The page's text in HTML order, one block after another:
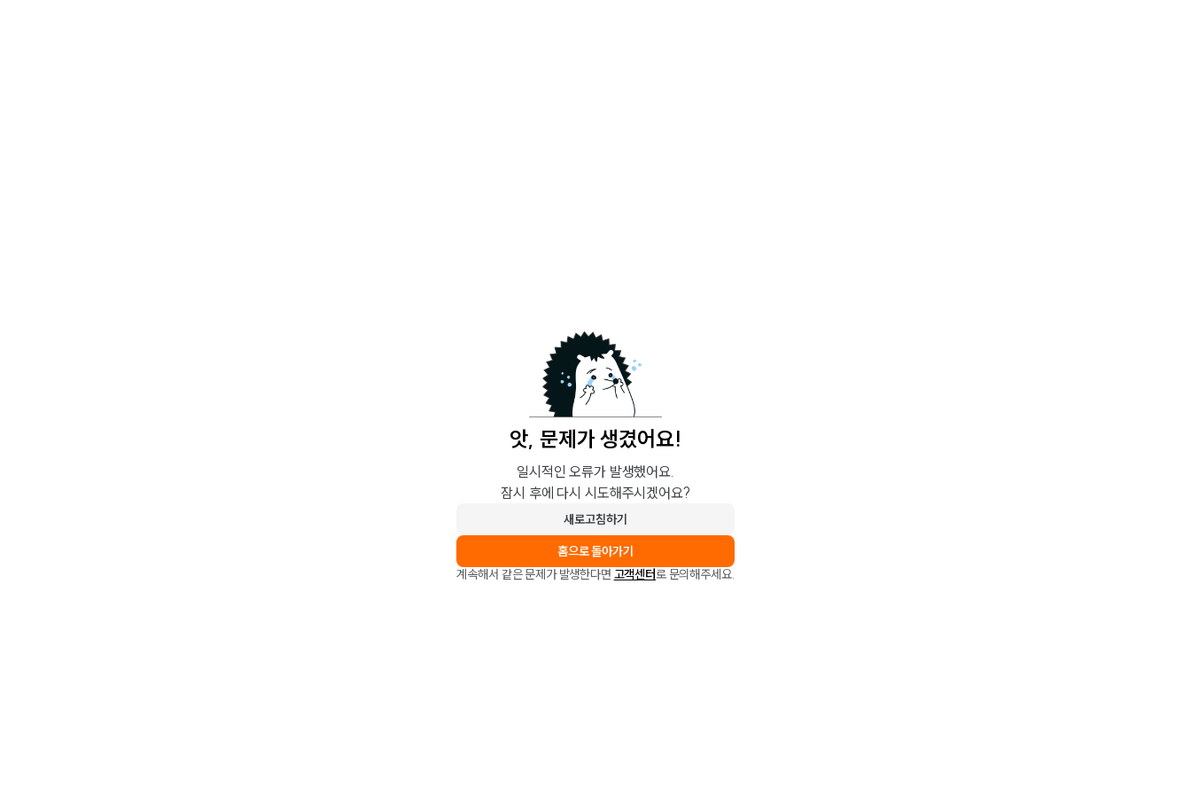
앗, 문제가 생겼어요!
일시적인 오류가 발생했어요.
잠시 후에 다시 시도해주시겠어요?
새로고침하기
홈으로 돌아가기
계속해서 같은 문제가 발생한다면 고객센터로 문의해주세요.